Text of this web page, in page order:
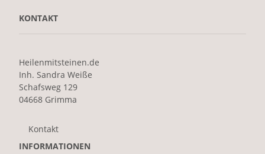
KONTAKT
Heilenmitsteinen.de
Inh. Sandra Weiße
Schafsweg 129
04668 Grimma
Kontakt
INFORMATIONEN